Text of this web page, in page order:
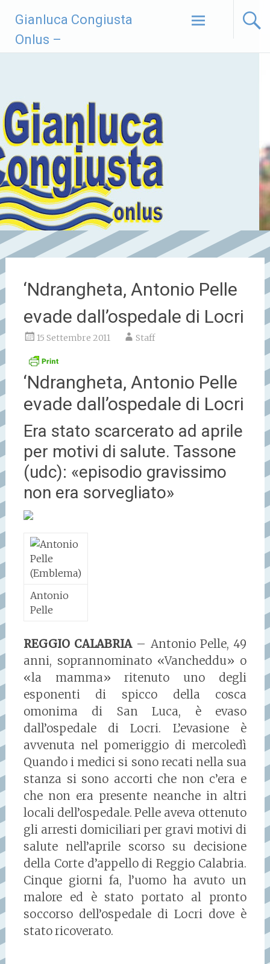
contenuto
Gianluca Congiusta
Onlus –
‘Ndrangheta, Antonio Pelle
evade dall’ospedale di Locri
15 Settembre 2011 Staff
‘Ndrangheta, Antonio Pelle
evade dall’ospedale di Locri
Era stato scarcerato ad aprile
per motivi di salute. Tassone
(udc): «episodio gravissimo
non era sorvegliato»
Antonio
Pelle
REGGIO CALABRIA– Antonio Pelle, 49
anni, soprannominato «Vancheddu» o
«la mamma» ritenuto uno degli
esponenti di spicco della cosca
omonima di San Luca, è evaso
dall’ospedale di Locri. L’evasione è
avvenuta nel pomeriggio di mercoledì
Quando i medici si sono recati nella sua
stanza si sono accorti che non c’era e
che non era presente neanche in altri
locali dell’ospedale. Pelle aveva ottenuto
gli arresti domiciliari per gravi motivi di
salute nell’aprile scorso su decisione
della Corte d’appello di Reggio Calabria.
Cinque giorni fa, l’uomo ha avuto un
malore ed è stato portato al pronto
soccorso dell’ospedale di Locri dove è
stato ricoverato.